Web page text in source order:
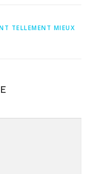
TELLEMENT MIEUX